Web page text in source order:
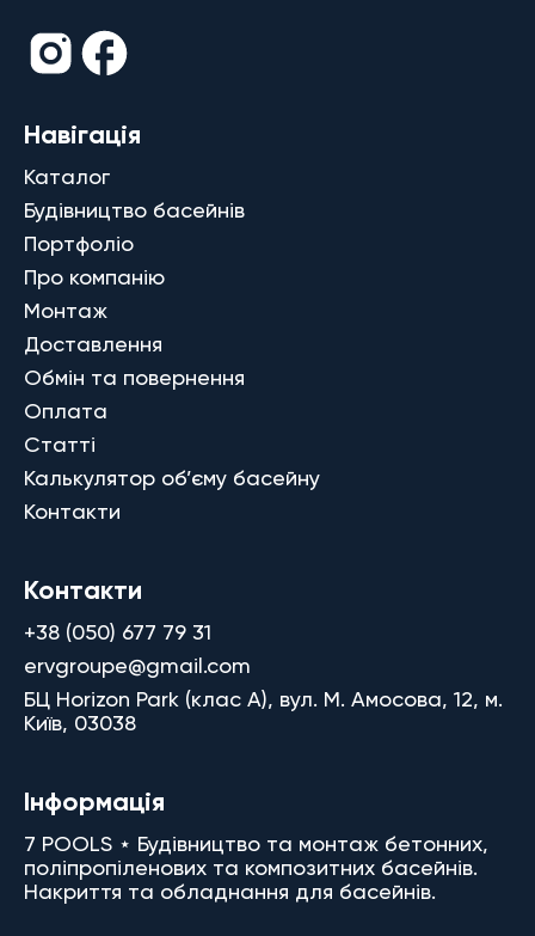
Навігація
Каталог
Будівництво басейнів
Портфоліо
Про компанію
Монтаж
Доставлення
Обмін та повернення
Оплата
Статті
Калькулятор об’єму басейну
Контакти
Контакти
+38 (050) 677 79 31
ervgroupe@gmail.com
БЦ Horizon Park (клас A), вул. М. Амосова, 12, м.
Київ, 03038
Інформація
7 POOLS ⋆ Будівництво та монтаж бетонних,
поліпропіленових та композитних басейнів.
Накриття та обладнання для басейнів.